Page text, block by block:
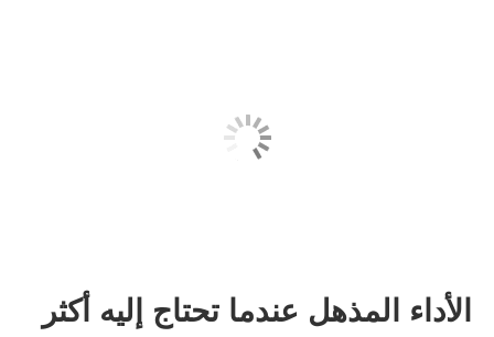
الأداء المذهل عندما تحتاج إليه أكثر